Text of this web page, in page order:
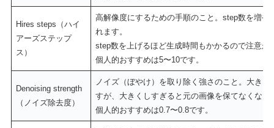
Hires steps（ハイ
アーズステップ
ス）
高解像度にするための手順のこと。step数を増や
れます。
step数を上げるほど生成時間もかかるので注意が
個人的おすすめは5〜10です。
Denoising strength
（ノイズ除去度）
ノイズ（ぼやけ）を取り除く強さのこと。大き
すが、大きくしすぎると元の画像を保てなくなる
個人的おすすめは0.7〜0.8です。